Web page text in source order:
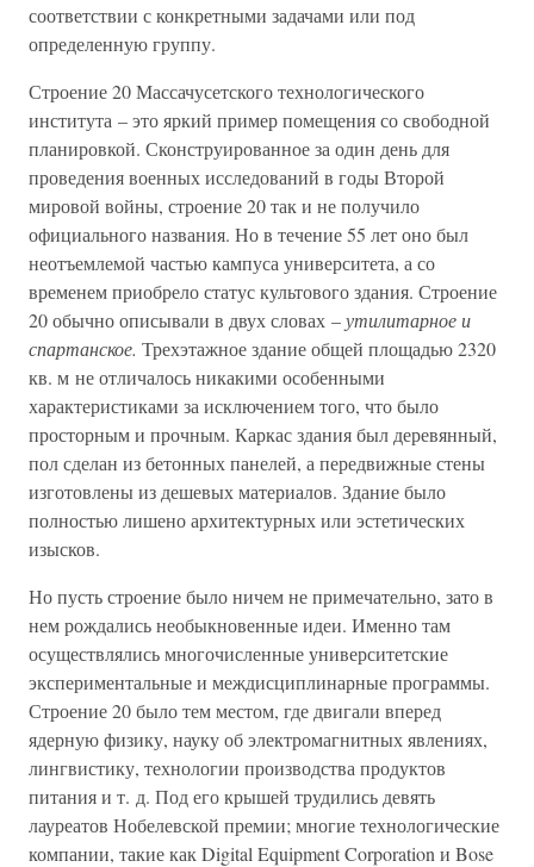
соответствии с конкретными задачами или под
определенную группу.
Строение 20 Массачусетского технологического
института – это яркий пример помещения со свободной
планировкой. Сконструированное за один день для
проведения военных исследований в годы Второй
мировой войны, строение 20 так и не получило
официального названия. Но в течение 55 лет оно был
неотъемлемой частью кампуса университета, а со
временем приобрело статус культового здания. Строение
20 обычно описывали в двух словах –утилитарное и
спартанское. Трехэтажное здание общей площадью 2320
кв. м не отличалось никакими особенными
характеристиками за исключением того, что было
просторным и прочным. Каркас здания был деревянный,
пол сделан из бетонных панелей, а передвижные стены
изготовлены из дешевых материалов. Здание было
полностью лишено архитектурных или эстетических
изысков.
Но пусть строение было ничем не примечательно, зато в
нем рождались необыкновенные идеи. Именно там
осуществлялись многочисленные университетские
экспериментальные и междисциплинарные программы.
Строение 20 было тем местом, где двигали вперед
ядерную физику, науку об электромагнитных явлениях,
лингвистику, технологии производства продуктов
питания и т. д. Под его крышей трудились девять
лауреатов Нобелевской премии; многие технологические
компании, такие как Digital Equipment Corporation и Bose